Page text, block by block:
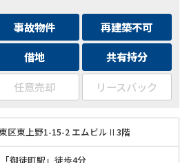
事故物件
再建築不可
借地
共有持分
任意売却 リースバック
区東上野1-15-2 エムビルⅡ3階
御徒町駅」徒歩4分
却でお悩みならこちら
ール問合せなら24時間受付）
357 メール